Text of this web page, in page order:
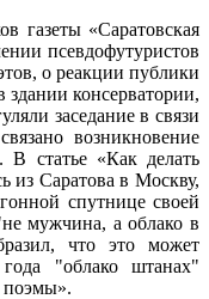
газеты «Саратовская
псевдофутуристов
о реакции публики
консерватории,
заседание в связи
возникновение
статье «Как делать
из Саратова в Москву,
спутнице своей
мужчина, а облако в
что это может
"облако штанах"
поэмы».